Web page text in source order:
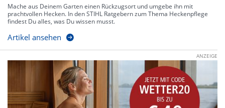
Mache aus Deinem Garten einen Rückzugsort und umgebe ihn mit
prachtvollen Hecken. In den STIHL Ratgebern zum Thema Heckenpflege
findest Du alles, was Du wissen musst.
Artikel ansehen
ANZEIGE